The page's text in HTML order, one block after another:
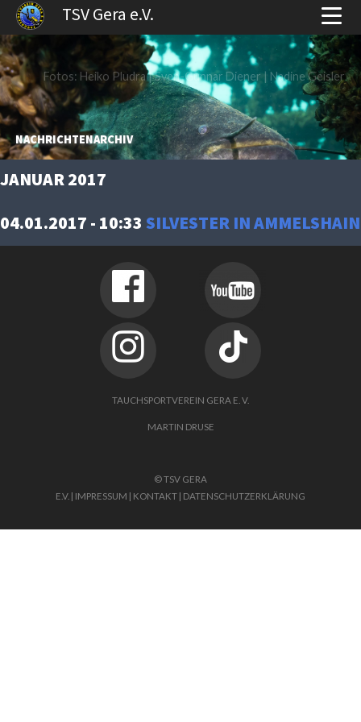
TSV Gera e.V.
Fotos: Heiko Pludra | Sven-Gunnar Diener | Nadine Geisler
NACHRICHTENARCHIV
JANUAR 2017
04.01.2017 - 10:33 SILVESTER IN AMMELSHAIN
TAUCHSPORTVEREIN GERA E. V.
MARTIN DRUSE
© TSV GERA
E.V. | IMPRESSUM | KONTAKT | DATENSCHUTZERKLÄRUNG